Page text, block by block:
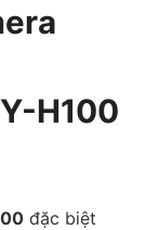
H100
đặc biệt